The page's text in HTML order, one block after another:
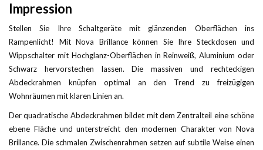
Impression
Stellen Sie Ihre Schaltgeräte mit glänzenden Oberflächen ins
Rampenlicht! Mit Nova Brillance können Sie Ihre Steckdosen und
Wippschalter mit Hochglanz-Oberflächen in Reinweiß, Aluminium oder
Schwarz hervorstechen lassen. Die massiven und rechteckigen
Abdeckrahmen knüpfen optimal an den Trend zu freizügigen
Wohnräumen mit klaren Linien an.
Der quadratische Abdeckrahmen bildet mit dem Zentralteil eine schöne
ebene Fläche und unterstreicht den modernen Charakter von Nova
Brillance. Die schmalen Zwischenrahmen setzen auf subtile Weise einen